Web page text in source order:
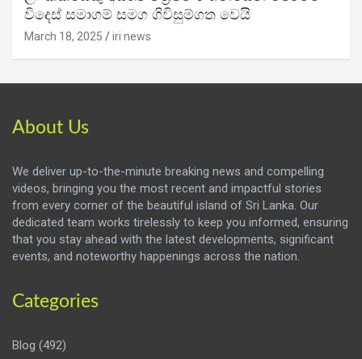
විදෙස් සමාගම් සමග ගිවිසුම්ගත වෙයි
March 18, 2025 iri news
About Us
We deliver up-to-the-minute breaking news and compelling
videos, bringing you the most recent and impactful stories
from every corner of the beautiful island of Sri Lanka. Our
dedicated team works tirelessly to keep you informed, ensuring
that you stay ahead with the latest developments, significant
events, and noteworthy happenings across the nation.
Categories
Blog (492)